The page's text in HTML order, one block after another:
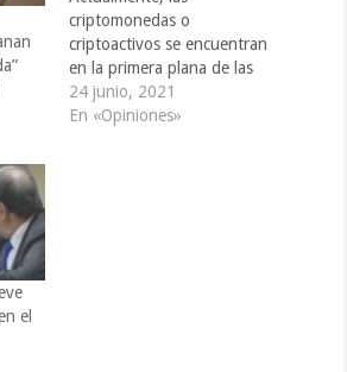
criptomonedas o
criptoactivos se encuentran
en la primera plana de las
noticias económicas
financieras alrededor del
24 junio, 2021
En «Opiniones»
el